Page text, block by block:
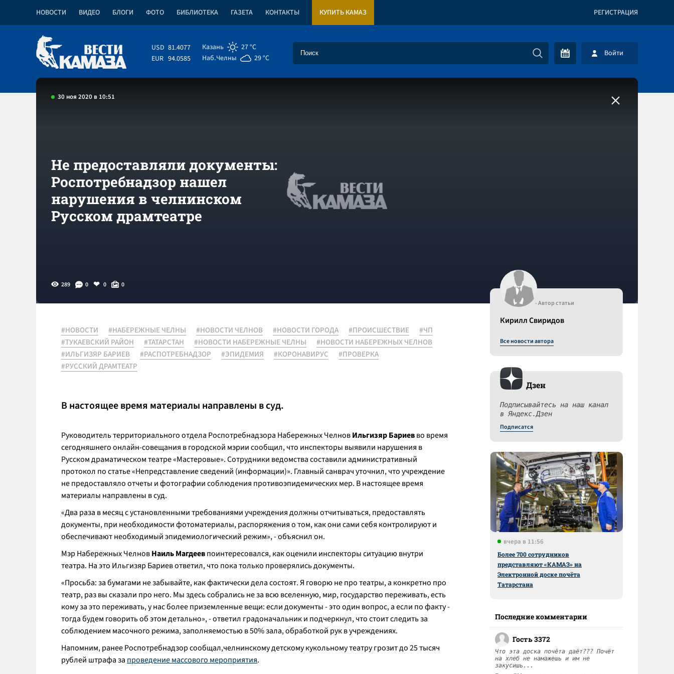
НОВОСТИ ВИДЕО БЛОГИ ФОТО БИБЛИОТЕКА ГАЗЕТА КОНТАКТЫ КУПИТЬ КАМАЗ РЕГИСТРАЦИЯ
USD 81.4077
EUR 94.0585
Казань
27 °C
Наб.Челны
29 °C Войти
30 ноя 2020 в 10:51
Не предоставляли документы:
Роспотребнадзор нашел
нарушения в челнинском
Русском драмтеатре
289 0 0 0
#НОВОСТИ #НАБЕРЕЖНЫЕ ЧЕЛНЫ #НОВОСТИ ЧЕЛНОВ #НОВОСТИ ГОРОДА #ПРОИСШЕСТВИЕ
#ЧП
#ТУКАЕВСКИЙ РАЙОН
#ТАТАРСТАН #НОВОСТИ НАБЕРЕЖНЫЕ ЧЕЛНЫ
#НОВОСТИ НАБЕРЕЖНЫХ ЧЕЛНОВ
#ИЛЬГИЗЯР БАРИЕВ
#РАСПОТРЕБНАДЗОР #ЭПИДЕМИЯ #КОРОНАВИРУС
#ПРОВЕРКА
#РУССКИЙ ДРАМТЕАТР
В настоящее время материалы направлены в суд.
Руководитель территориального отдела Роспотребнадзора Набережных ЧелновИльгизяр Бариевво время
сегодняшнего онлайн-совещания в городской мэрии сообщил, что инспекторы выявили нарушения в
Русском драматическом театре «Мастеровые». Сотрудники ведомства составили административный
протокол по статье «Непредставление сведений (информации)». Главный санврач уточнил, что учреждение
не предоставляло отчеты и фотографии соблюдения противоэпидемических мер. В настоящее время
материалы направлены в суд.
«Два раза в месяц с установленными требованиями учреждения должны отчитываться, предоставлять
документы, при необходимости фотоматериалы, распоряжения о том, как они сами себя контролируют и
обеспечивают необходимый эпидемиологический режим», - объяснил он.
Мэр Набережных ЧелновНаиль Магдеевпоинтересовался, как оценили инспекторы ситуацию внутри
театра. На это Ильгизяр Бариев ответил, что пока только проверялись документы.
«Просьба: за бумагами не забывайте, как фактически дела состоят. Я говорю не про театры, а конкретно про
театр, раз вы сказали про него. Мы здесь собрались не за всю вселенную, мир, государство переживать, есть
кому за это переживать, у нас более приземленные вещи: если документы - это один вопрос, а если по факту -
тогда будем говорить об этом детально», - ответил градоначальник и подчеркнул, что стоит следить за
соблюдением масочного режима, заполняемостью в 50% зала, обработкой рук в учреждениях.
Напомним, ранее Роспотребнадзор сообщал,челнинскому детскому кукольному театру грозит до 25 тысяч
рублей штрафа за проведение массового мероприятия.
- Автор статьи
Кирилл Свиридов
Все новости автора
Дзен
Подписывайтесь на наш канал
в Яндекс.Дзен
Подписатся
вчера в 11:56
Более 700 сотрудников
представляют «КАМАЗ» на
Электронной доске почёта
Татарстана
Последние комментарии
Гость 3372
Что эта доска почёта даёт??? Почёт
на хлеб не намажешь и им не
закусишь...